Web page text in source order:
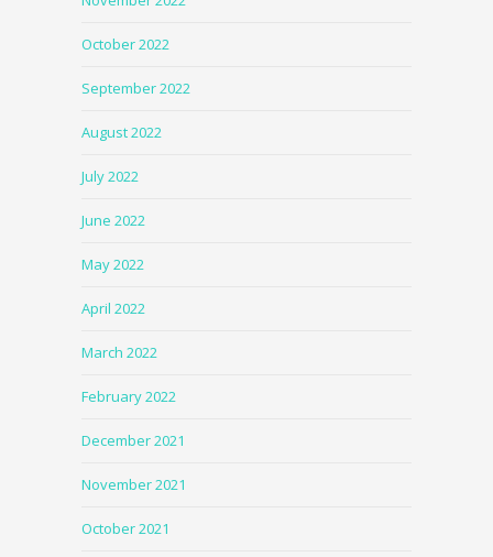
October 2022
September 2022
August 2022
July 2022
June 2022
May 2022
April 2022
March 2022
February 2022
December 2021
November 2021
October 2021